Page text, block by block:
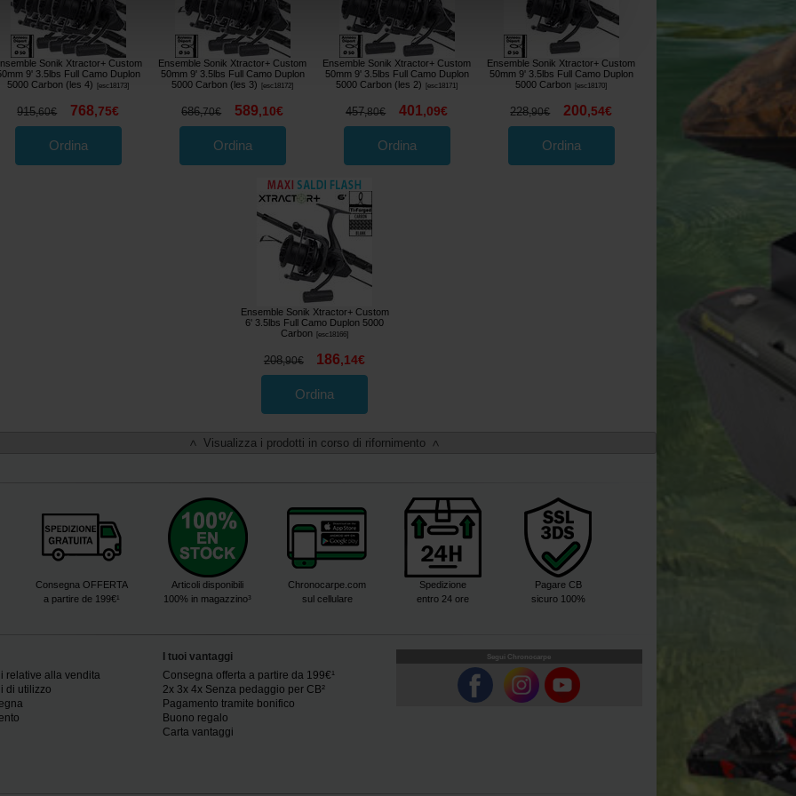
Sonik Xtractor+ Custom
9' 3.5lbs Full Camo Duplon
5000 Carbon (les 4)
[esc18173]
915,60€ 768,75€
Ordina
Ensemble Sonik Xtractor+ Custom
50mm 9' 3.5lbs Full Camo Duplon
5000 Carbon (les 3)
[esc18172]
686,70€ 589,10€
Ordina
Ensemble Sonik Xtractor+ Custom
50mm 9' 3.5lbs Full Camo Duplon
5000 Carbon (les 2)
[esc18171]
457,80€ 401,09€
Ordina
Ensemble Sonik Xtractor+ Custom
50mm 9' 3.5lbs Full Camo Duplon
5000 Carbon [esc18170]
228,90€ 200,54€
Ordina
Ensemble Sonik Xtractor+ Custom
6' 3.5lbs Full Camo Duplon 5000
Carbon
esc18166]
208,90€ 186,14€
Ordina
< Visualizza i prodotti in corso di rifornimento >
Consegna OFFERTA
a partire de 199€¹
Articoli disponibili
100% in magazzino³
Chronocarpe.com
sul cellulare
Spedizione
entro 24 ore
Pagare CB
sicuro 100%
relative alla vendita
di utilizzo
I tuoi vantaggi
Consegna offerta a partire da 199€¹
2x 3x 4x Senza pedaggio per CB²
Pagamento tramite bonifico
Buono regalo
Carta vantaggi
Segui Chronocarpe